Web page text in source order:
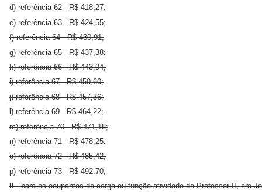
d) referência 62 - R$ 418,27;
e) referência 63 - R$ 424,55;
f) referência 64 - R$ 430,91;
g) referência 65 - R$ 437,38;
h) referência 66 - R$ 443,94;
i) referência 67 - R$ 450,60;
j) referência 68 - R$ 457,36;
l) referência 69 - R$ 464,22;
m) referência 70 - R$ 471,18;
n) referência 71 - R$ 478,25;
o) referência 72 - R$ 485,42;
p) referência 73 - R$ 492,70;
II -para os ocupantes de cargo ou função-atividade de Professor II, em